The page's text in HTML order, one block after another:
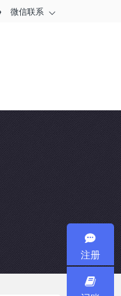
微信联系
注册